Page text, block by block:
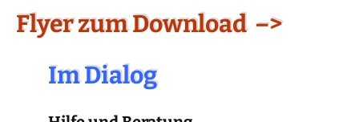
Flyer zum Download –>
Im Dialog